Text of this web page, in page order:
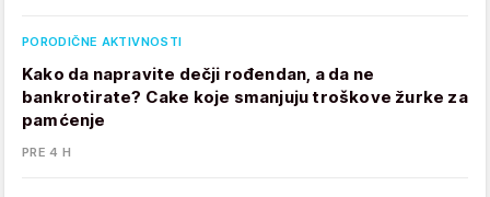
PORODIČNE AKTIVNOSTI
Kako da napravite dečji rođendan, a da ne
bankrotirate? Cake koje smanjuju troškove žurke za
pamćenje
PRE 4 H